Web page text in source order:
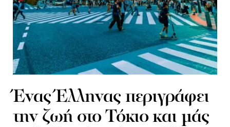
Ένας Έλληνας περιγράφει
την ζωή στο Τόκιο και μάς